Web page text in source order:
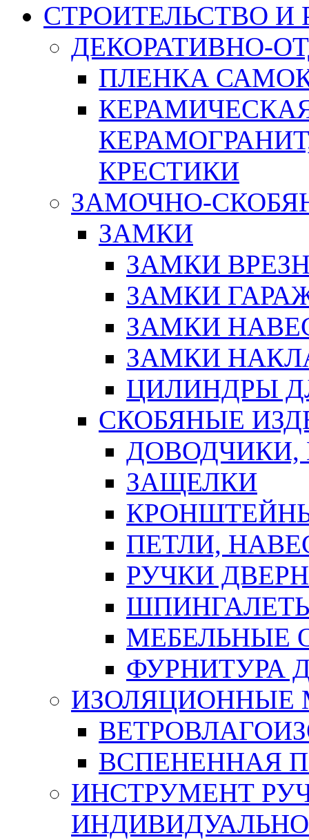
СТРОИТЕЛЬСТВО И
ДЕКОРАТИВНО-
ПЛЕНКА
КРЕСТИКИ
ЗАМОЧНО-
ЗАМКИ
ЗАМКИ
ЗАМКИ
ЗАМКИ
ЗАМКИ
ЦИЛИНДРЫ
СКОБЯНЫЕ
ЗАЩЕЛКИ
ПЕТЛИ,
РУЧКИ
МЕБЕЛЬНЫЕ
ФУРНИТУРА
ИЗОЛЯЦИОННЫЕ
ВСПЕНЕННАЯ
ИНСТРУМЕНТ